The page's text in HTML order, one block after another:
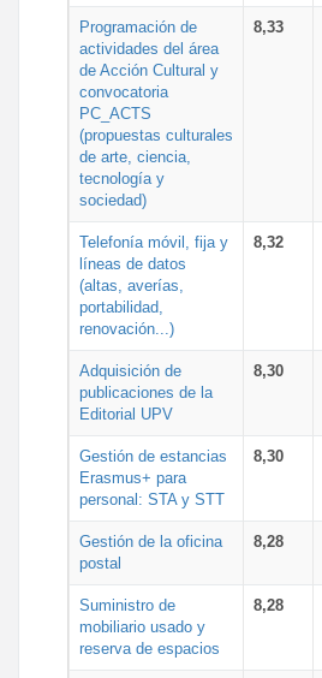
Programación de
actividades del área
de Acción Cultural y
convocatoria
PC_ACTS
(propuestas culturales
de arte, ciencia,
tecnología y
sociedad)
8,33
Telefonía móvil, fija y
líneas de datos
(altas, averías,
portabilidad,
renovación...)
8,32
Adquisición de
publicaciones de la
Editorial UPV
8,30
Gestión de estancias
Erasmus+ para
personal: STA y STT
8,30
Gestión de la oficina
postal
8,28
Suministro de
mobiliario usado y
reserva de espacios
8,28